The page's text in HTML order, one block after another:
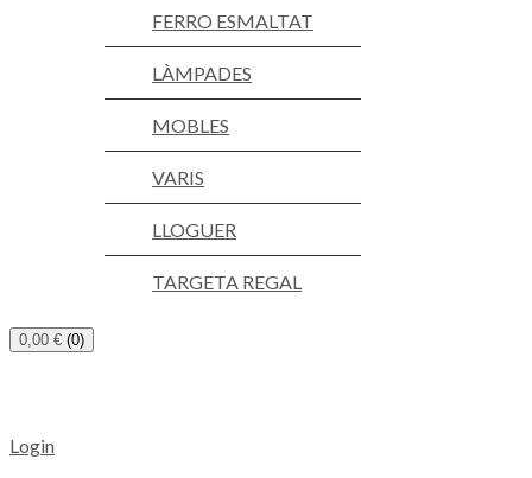
FERRO ESMALTAT
LÀMPADES
MOBLES
VARIS
LLOGUER
TARGETA REGAL
0,00 € (0)
Login